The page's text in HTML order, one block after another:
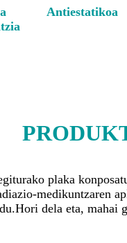
Antiestatikoa
plaka
medikuntzaren
dela eta,